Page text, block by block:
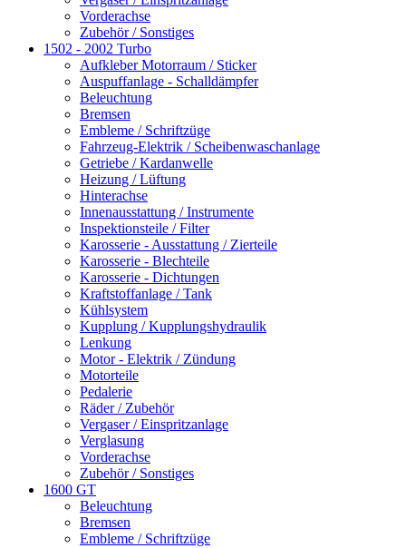
Vorderachse
Zubehör / Sonstiges
1502 - 2002 Turbo
Aufkleber Motorraum / Sticker
Auspuffanlage - Schalldämpfer
Beleuchtung
Bremsen
Embleme / Schriftzüge
Fahrzeug-Elektrik / Scheibenwaschanlage
Getriebe / Kardanwelle
Heizung / Lüftung
Hinterachse
Innenausstattung / Instrumente
Inspektionsteile / Filter
Karosserie - Ausstattung / Zierteile
Karosserie - Blechteile
Karosserie - Dichtungen
Kraftstoffanlage / Tank
Kühlsystem
Kupplung / Kupplungshydraulik
Lenkung
Motor - Elektrik / Zündung
Motorteile
Pedalerie
Räder / Zubehör
Vergaser / Einspritzanlage
Verglasung
Vorderachse
Zubehör / Sonstiges
1600 GT
Beleuchtung
Bremsen
Embleme / Schriftzüge